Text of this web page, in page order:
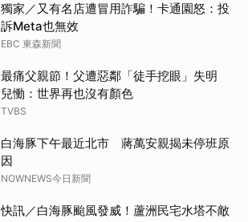
獨家／又有名店遭冒用詐騙！卡通園怒：投
訴Meta也無效
EBC 東森新聞
最痛父親節！父遭惡鄰「徒手挖眼」失明
兒慟：世界再也沒有顏色
TVBS
白海豚下午最近北市 蔣萬安親揭未停班原
因
NOWNEWS今日新聞
快訊／白海豚颱風發威！蘆洲民宅水塔不敵